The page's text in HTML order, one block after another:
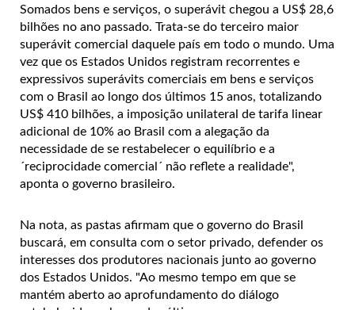
Somados bens e serviços, o superávit chegou a US$ 28,6
bilhões no ano passado. Trata-se do terceiro maior
superávit comercial daquele país em todo o mundo. Uma
vez que os Estados Unidos registram recorrentes e
expressivos superávits comerciais em bens e serviços
com o Brasil ao longo dos últimos 15 anos, totalizando
US$ 410 bilhões, a imposição unilateral de tarifa linear
adicional de 10% ao Brasil com a alegação da
necessidade de se restabelecer o equilíbrio e a
´reciprocidade comercial´ não reflete a realidade",
aponta o governo brasileiro.
Na nota, as pastas afirmam que o governo do Brasil
buscará, em consulta com o setor privado, defender os
interesses dos produtores nacionais junto ao governo
dos Estados Unidos. "Ao mesmo tempo em que se
mantém aberto ao aprofundamento do diálogo